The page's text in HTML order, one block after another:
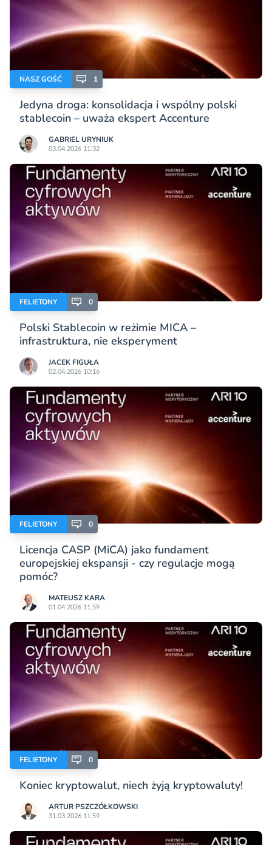
NASZ GOŚĆ 1
Jedyna droga: konsolidacja i wspólny polski
stablecoin – uważa ekspert Accenture
GABRIEL URYNIUK
03.04.2026 11:32
FELIETONY 0
Polski Stablecoin w reżimie MICA –
infrastruktura, nie eksperyment
JACEK FIGUŁA
02.04.2026 10:16
FELIETONY 0
Licencja CASP (MiCA) jako fundament
europejskiej ekspansji - czy regulacje mogą
pomóc?
MATEUSZ KARA
01.04.2026 11:59
FELIETONY 0
Koniec kryptowalut, niech żyją kryptowaluty!
ARTUR PSZCZÓŁKOWSKI
31.03.2026 11:59